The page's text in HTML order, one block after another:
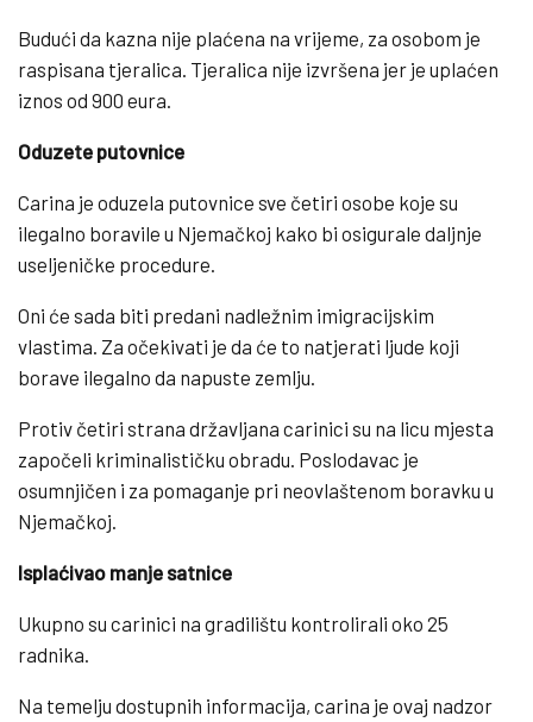
Budući da kazna nije plaćena na vrijeme, za osobom je
raspisana tjeralica. Tjeralica nije izvršena jer je uplaćen
iznos od 900 eura.
Oduzete putovnice
Carina je oduzela putovnice sve četiri osobe koje su
ilegalno boravile u Njemačkoj kako bi osigurale daljnje
useljeničke procedure.
Oni će sada biti predani nadležnim imigracijskim
vlastima. Za očekivati je da će to natjerati ljude koji
borave ilegalno da napuste zemlju.
Protiv četiri strana državljana carinici su na licu mjesta
započeli kriminalističku obradu. Poslodavac je
osumnjičen i za pomaganje pri neovlaštenom boravku u
Njemačkoj.
Isplaćivao manje satnice
Ukupno su carinici na gradilištu kontrolirali oko 25
radnika.
Na temelju dostupnih informacija, carina je ovaj nadzor